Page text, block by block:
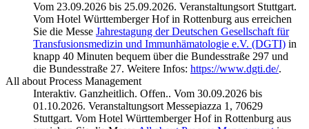
Vom 23.09.2026 bis 25.09.2026. Veranstaltungsort Stuttgart.
Vom Hotel Württemberger Hof in Rottenburg aus erreichen
Sie die Messe Jahrestagung der Deutschen Gesellschaft für
Transfusionsmedizin und Immunhämatologie e.V. (DGTI) in
knapp 40 Minuten bequem über die Bundesstraße 297 und
die Bundesstraße 27. Weitere Infos: https://www.dgti.de/.
All about Process Management
Interaktiv. Ganzheitlich. Offen.. Vom 30.09.2026 bis
01.10.2026. Veranstaltungsort Messepiazza 1, 70629
Stuttgart. Vom Hotel Württemberger Hof in Rottenburg aus